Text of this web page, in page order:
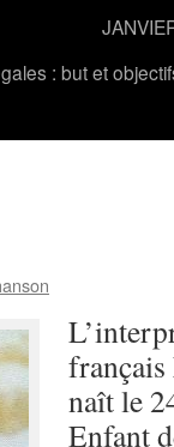
: but et
français
naît le
Enfant